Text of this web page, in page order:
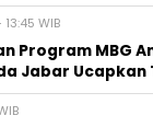
WIB
Program MBG
Jabar